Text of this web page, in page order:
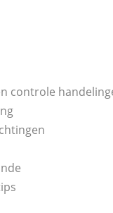
controle